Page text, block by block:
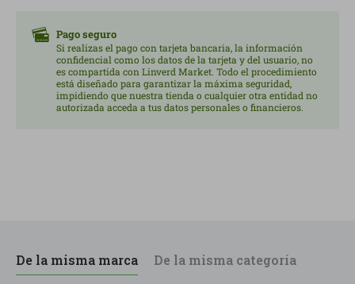
Pago seguro
Si realizas el pago con tarjeta bancaria, la información
confidencial como los datos de la tarjeta y del usuario, no
es compartida con Linverd Market. Todo el procedimiento
está diseñado para garantizar la máxima seguridad,
impidiendo que nuestra tienda o cualquier otra entidad no
autorizada acceda a tus datos personales o financieros.
De la misma marca De la misma categoría